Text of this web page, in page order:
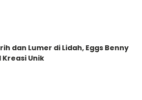
dan Lumer di Lidah, Eggs Benny
Kreasi Unik